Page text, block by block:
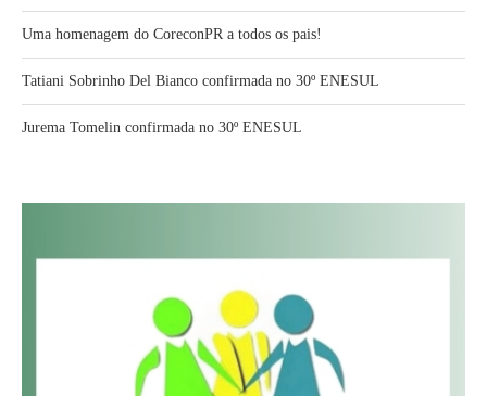
Uma homenagem do CoreconPR a todos os pais!
Tatiani Sobrinho Del Bianco confirmada no 30º ENESUL
Jurema Tomelin confirmada no 30º ENESUL